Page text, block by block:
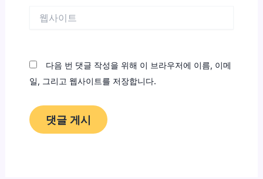
다음 번 댓글 작성을 위해 이 브라우저에 이름, 이메
일, 그리고 웹사이트를 저장합니다.